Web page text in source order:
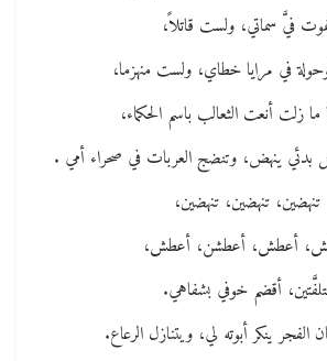
فيَّ سماتي، ولست قاتلاً،
في مرايا خطاي، ولست منهزما،
ما زلت أنعت الثعالب باسم الحكماء،
بدئي ينهض، وتنضج العربات في صحراء أمي .
تنهضين، تنهضين، تنهضين،
أعطش، أعطشن، أعطش،
أقضم خوفي بشفاهي.
الفجر ينكر أبوته لي، ويتنازل الرعاع.